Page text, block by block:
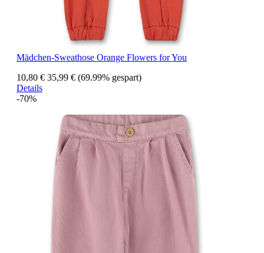
Mädchen-Sweathose Orange Flowers for You
10,80 € 35,99 € (69.99% gespart)
Details
-70%